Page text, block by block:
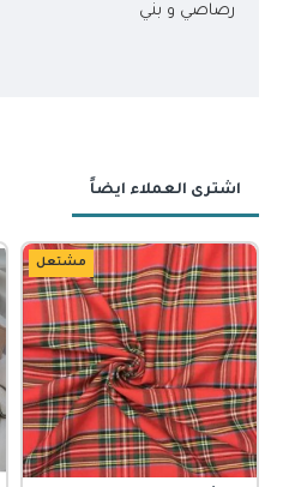
رصاصي و بني
اشترى العملاء ايضاً
مشتعل